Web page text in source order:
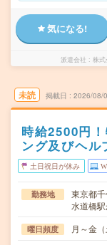
気になる!
派遣会社 株
未読 掲載日 2026/08/
時給2500円
ング及びヘル
土日祝日が休み
勤務地
東京都
水道橋
曜日頻度 月～金（